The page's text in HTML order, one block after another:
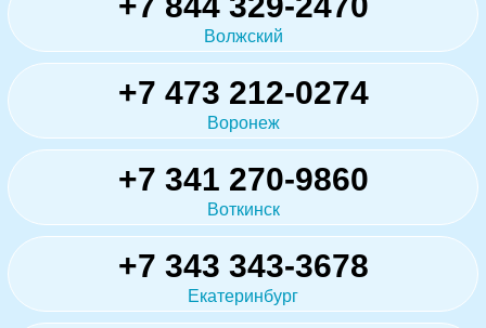
Волжский
+7 473 212-0274
Воронеж
+7 341 270-9860
Воткинск
+7 343 343-3678
Екатеринбург